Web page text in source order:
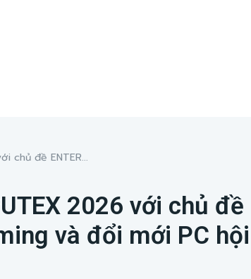
chủ đề ENTER...
2026 với chủ đề
và đổi mới PC hội